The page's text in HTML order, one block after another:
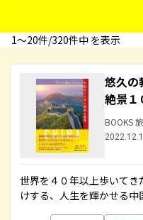
1〜20件/320件中 を表示
悠久の
絶景１
BOOKS
世界を４０年以上歩いて
けする、人生を輝かせる